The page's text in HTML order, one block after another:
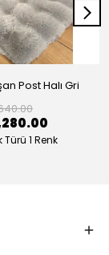
Post Halı Gri
Türü 1 Renk